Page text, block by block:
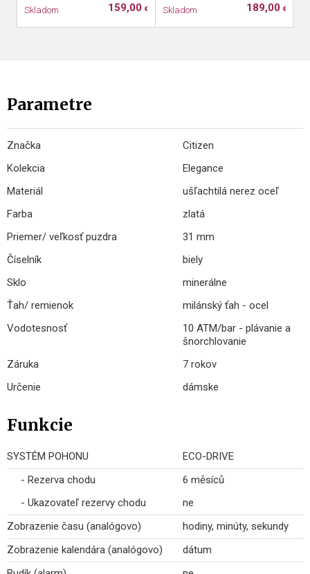
Skladom 159,00 € Skladom 189,00 €
Parametre
Značka
Citizen
Kolekcia
Elegance
Materiál
ušľachtilá nerez oceľ
Farba
zlatá
Priemer/ veľkosť puzdra
31 mm
Číselník
biely
Sklo
minerálne
Ťah/ remienok
milánský ťah - ocel
Vodotesnosť
10 ATM/bar - plávanie a
šnorchlovanie
Záruka
7 rokov
Určenie
dámske
Funkcie
SYSTÉM POHONU
ECO-DRIVE
- Rezerva chodu
6 měsíců
- Ukazovateľ rezervy chodu
ne
Zobrazenie času (analógovo)
hodiny, minúty, sekundy
Zobrazenie kalendára (analógovo)
dátum